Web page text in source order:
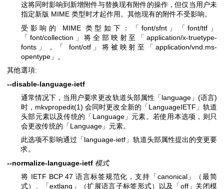
这将同时影响到新增附件与替换现有附件的操作，但仅当用户未
指定新版 MIME 类型时才起作用。其他现有的附件不受影响。
受影响的 MIME 类型如下：「font/sfnt」「font/ttf」
「font/collection」将全部映射至「application/x-truetype-
fonts」，「 font/otf」将被映射至「application/vnd.ms-
opentype」。
其他選項:
--disable-language-ietf
通常情况下，当用户要求更改轨道头部属性「language」(语言)
时， mkvpropedit(1) 会同时更改全新的「LanguageIETF」轨道
头部元素以及传统的「Language」元素。若使用本选项，则只
会更改传统的「Language」元素。
此选项不影响通过「language-ietf」轨道头部属性提出的变更要
求。
--normalize-language-ietf 模式
将 IETF BCP 47 语言标签规范化，支持「canonical」（最简
式）、「extlang」（扩展语言子标签形式）以及「off」关闭模